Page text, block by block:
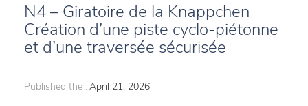
N4 – Giratoire de la Knappchen
Création d’une piste cyclo-piétonne
et d’une traversée sécurisée
Published the : April 21, 2026